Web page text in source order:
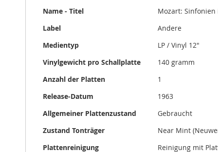
Name - Titel
Mozart: Sinfonien
Label
Andere
Medientyp
LP / Vinyl 12"
Vinylgewicht pro Schallplatte
140 gramm
Anzahl der Platten
1
Release-Datum
1963
Allgemeiner Plattenzustand
Gebraucht
Zustand Tonträger
Near Mint
Plattenreinigung
Reinigung mit